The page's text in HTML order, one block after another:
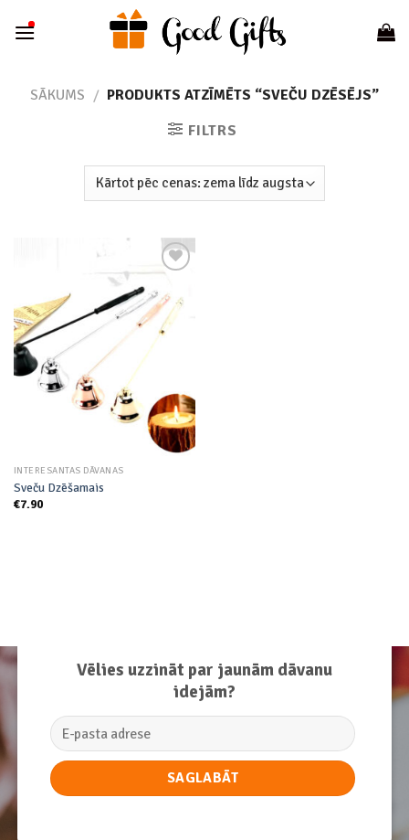
SĀKUMS / PRODUKTS ATZĪMĒTS “SVEČU DZĒSĒJS”
FILTRS
Add to
wishlist
INTERESANTAS DĀVANAS
Sveču Dzēšamais
€7.90
Vēlies uzzināt par jaunām dāvanu
idejām?